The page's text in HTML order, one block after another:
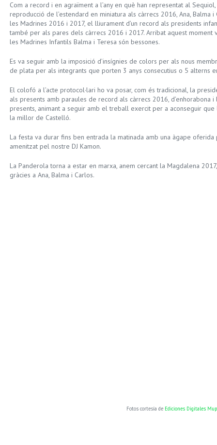
Com a record i en agraïment a l’any en què han representat al
reproducció de l’estendard en miniatura als càrrecs 2016, Ana, Balma
les Madrines 2016 i 2017, el lliurament d’un record als presidents
també per als pares dels càrrecs 2016 i 2017. Arribat aquest moment
les Madrines Infantils Balma i Teresa són bessones.
Es va seguir amb la imposició d’insígnies de colors per als nous
de plata per als integrants que porten 3 anys consecutius o 5 alterns
El colofó a l’acte protocol·lari ho va posar, com és tradicional, la
als presents amb paraules de record als càrrecs 2016, d’enhorabona
presents, animant a seguir amb el treball exercit per a aconseguir
la millor de Castelló.
La festa va durar fins ben entrada la matinada amb una àgape
amenitzat pel nostre DJ Kamon.
La Panderola torna a estar en marxa, anem cercant la Magdalena
gràcies a Ana, Balma i Carlos.
Fotos cortesía de Ediciones Digitales